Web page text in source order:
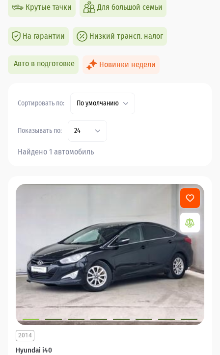
Крутые тачки Для большой семьи
На гарантии Низкий трансп. налог
Авто в подготовке Новинки недели
Сортировать по: По умолчанию
Показывать по: 24
Найдено 1 автомобиль
Hyundai i40
2014